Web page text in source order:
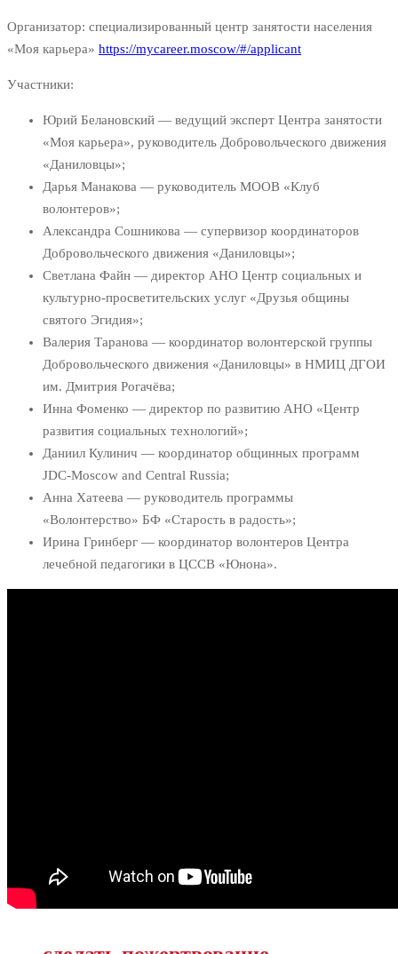
Организатор: специализированный центр занятости населения
«Моя карьера» https://mycareer.moscow/#/applicant
Участники:
Юрий Белановский — ведущий эксперт Центра занятости
«Моя карьера», руководитель Добровольческого движения
«Даниловцы»;
Дарья Манакова — руководитель МООВ «Клуб
волонтеров»;
Александра Сошникова — супервизор координаторов
Добровольческого движения «Даниловцы»;
Светлана Файн — директор АНО Центр социальных и
культурно-просветительских услуг «Друзья общины
святого Эгидия»;
Валерия Таранова — координатор волонтерской группы
Добровольческого движения «Даниловцы» в НМИЦ ДГОИ
им. Дмитрия Рогачёва;
Инна Фоменко — директор по развитию АНО «Центр
развития социальных технологий»;
Даниил Кулинич — координатор общинных программ
JDC-Moscow and Central Russia;
Анна Хатеева — руководитель программы
«Волонтерство» БФ «Старость в радость»;
Ирина Гринберг — координатор волонтеров Центра
лечебной педагогики в ЦССВ «Юнона».